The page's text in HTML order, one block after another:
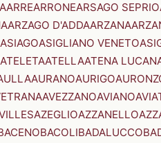
ARREARRONEARSAGO SEPRIO
ARZAGO D'ADDAARZANA
ASIAGOASIGLIANO VENETO
ATELETAATELLAATENA
AURANOAURIGO
AVEZZANOAVIANO
AZEGLIOAZZANELLO
BACOLIBADALUCCO